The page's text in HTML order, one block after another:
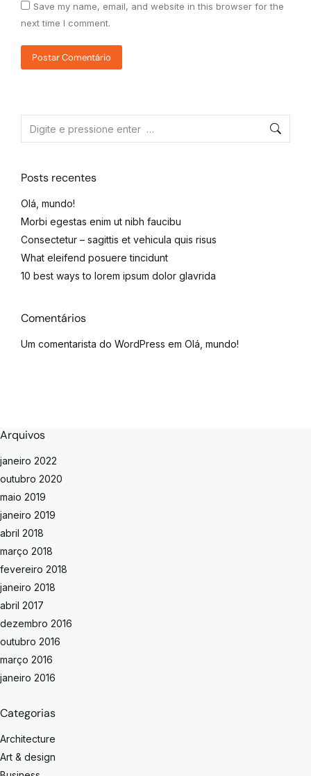
Save my name, email, and website in this browser for the
next time I comment.
Postar Comentário
Posts recentes
Olá, mundo!
Morbi egestas enim ut nibh faucibu
Consectetur – sagittis et vehicula quis risus
What eleifend posuere tincidunt
10 best ways to lorem ipsum dolor glavrida
Comentários
Um comentarista do WordPress em Olá, mundo!
Arquivos
janeiro 2022
outubro 2020
maio 2019
janeiro 2019
abril 2018
março 2018
fevereiro 2018
janeiro 2018
abril 2017
dezembro 2016
outubro 2016
março 2016
janeiro 2016
Categorias
Architecture
Art & design